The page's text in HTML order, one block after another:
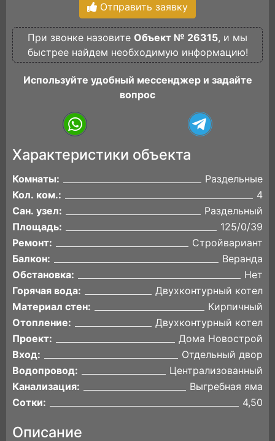
Отправить заявку
При звонке назовите Объект № 26315, и мы
быстрее найдем необходимую информацию!
Используйте удобный мессенджер и задайте
вопрос
Характеристики объекта
Комнаты:
Раздельные
Кол. ком.:
4
Сан. узел:
Раздельный
Площадь:
125/0/39
Ремонт:
Стройвариант
Балкон:
Веранда
Обстановка:
Нет
Горячая вода:
Двухконтурный котел
Материал стен:
Кирпичный
Отопление:
Двухконтурный котел
Проект:
Дома Новострой
Вход:
Отдельный двор
Водопровод:
Централизованный
Канализация:
Выгребная яма
Сотки:
4,50
Описание